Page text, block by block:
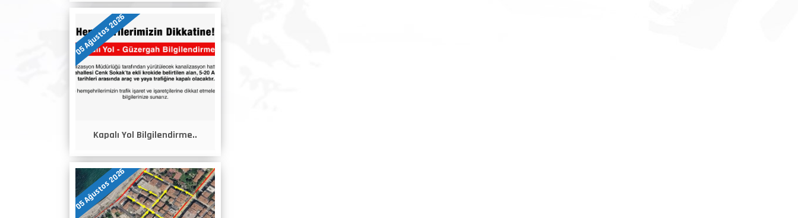
05 Ağustos 2026
Kapalı Yol Bilgilendirme..
05 Ağustos 2026